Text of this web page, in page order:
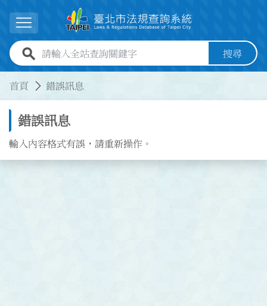
展開選單
全站查詢關鍵字欄位 搜尋
首頁 錯誤訊息
錯誤訊息
輸入內容格式有誤，請重新操作。